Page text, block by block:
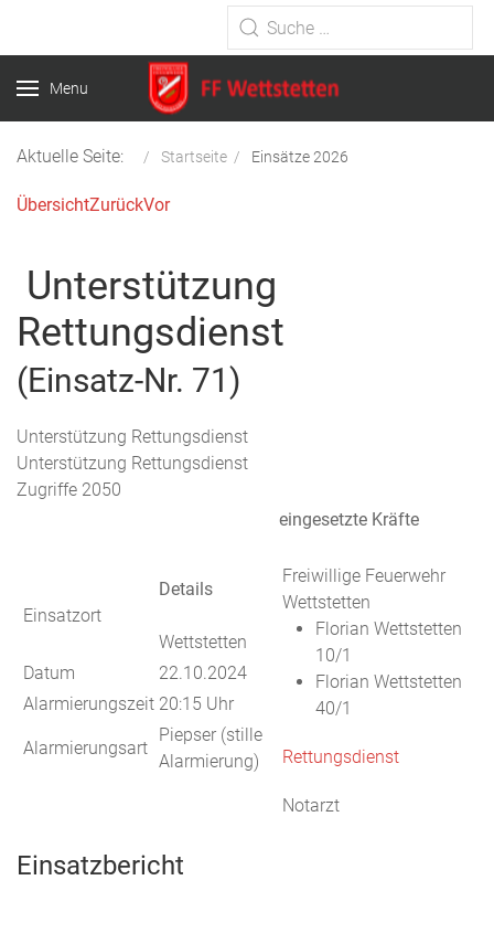
Type 2 or more characters for
results.
Menu
Aktuelle Seite: Startseite Einsätze 2026
ÜbersichtZurückVor
Unterstützung
Rettungsdienst
(Einsatz-Nr. 71)
Unterstützung Rettungsdienst
Unterstützung Rettungsdienst
Zugriffe 2050
Einsatzort
Details
Wettstetten
Datum
22.10.2024
Alarmierungszeit 20:15 Uhr
Alarmierungsart
Piepser (stille
Alarmierung)
eingesetzte Kräfte
Freiwillige Feuerwehr
Wettstetten
Florian Wettstetten
10/1
Florian Wettstetten
40/1
Rettungsdienst
Notarzt
Einsatzbericht